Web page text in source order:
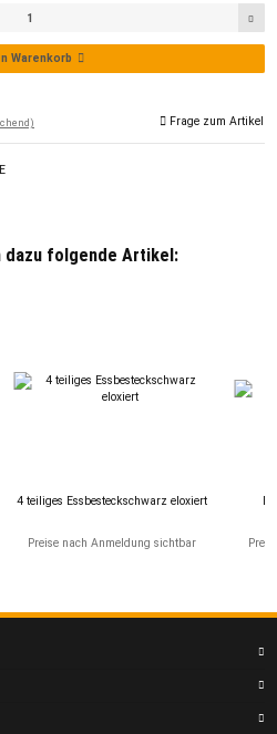
Warenkorb
Frage zum Artikel
dazu folgende Artikel:
4 teiliges Essbesteckschwarz eloxiert
Preise nach Anmeldung sichtbar